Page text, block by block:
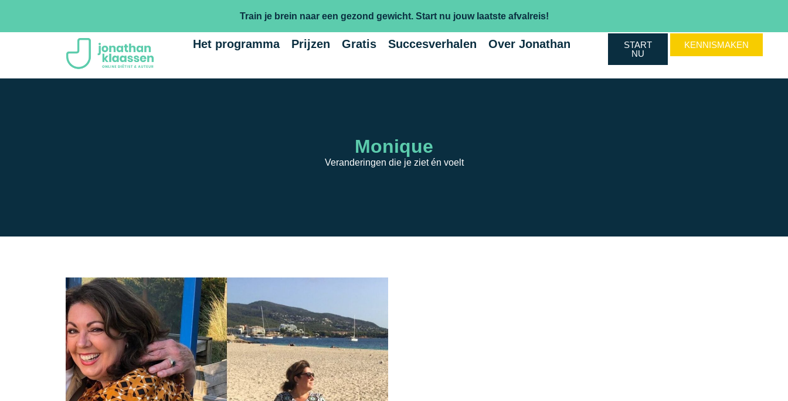
Train je brein naar een gezond gewicht. Start nu jouw laatste afvalreis!
Het programma Prijzen Gratis Succesverhalen Over Jonathan
START
NU
KENNISMAKEN
Monique
Veranderingen die je ziet én voelt